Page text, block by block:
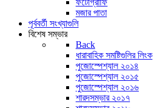
ফটোগ্রাফি
মজার পাতা
পূর্ববর্তী সংখ্যাগুলি
বিশেষ সম্ভার
Back
ধারাবাহিক সমষ্টিগুলির লিংক
পুজোস্পেশ্যাল ২০১৪
পুজোস্পেশ্যাল ২০১৫
পুজোস্পেশ্যাল ২০১৬
শারদসম্ভার ২০১৭